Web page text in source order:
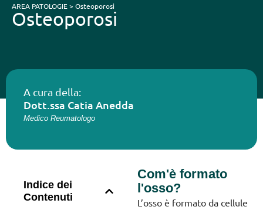
AREA PATOLOGIE > Osteoporosi
Osteoporosi
A cura della:
Dott.ssa Catia Anedda
Medico Reumatologo
Indice dei
Contenuti
Com'è formato
l'osso?
L’osso è formato da cellule